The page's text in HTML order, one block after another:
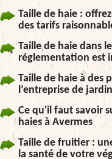
Taille de haie :
des tarifs
Taille de haie dans
réglementation est
Taille de haie à des
l’entreprise de
Ce qu'il faut savoir
haies à Avermes
Taille de fruitier :
la santé de votre